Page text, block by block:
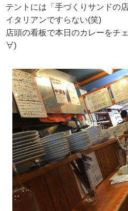
テントには「手づくりサンドの
イタリアンですらない(笑)
店頭の看板で本日のカレーをチ
∀)